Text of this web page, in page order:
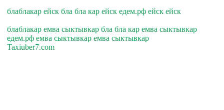
блаблакар ейск бла бла кар ейск едем.рф ейск ейск
блаблакар емва сыктывкар бла бла кар емва сыктывкар
едем.рф емва сыктывкар емва сыктывкар
Taxiuber7.com